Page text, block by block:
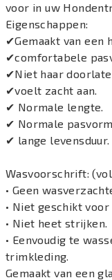
voor in uw
Eigenschappen:
✔Gemaakt van een
✔comfortabele
✔Niet haar
✔voelt zacht aan.
✔ Normale lengte.
✔ Normale
✔ lange levensduur.
Wasvoorschrift:
• Geen
• Niet geschikt
• Niet heet strijken.
• Eenvoudig te
trimkleding.
Gemaakt van een